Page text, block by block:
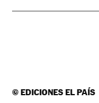
©EDICIONES EL PAÍS